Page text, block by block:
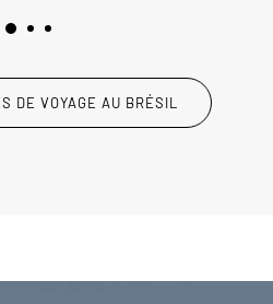
DE VOYAGE AU BRÉSIL